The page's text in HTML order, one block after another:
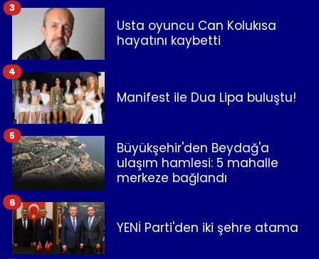
Usta oyuncu Can Kolukısa
hayatını kaybetti
3
Manifest ile Dua Lipa buluştu!
4
Büyükşehir'den Beydağ'a
ulaşım hamlesi: 5 mahalle
merkeze bağlandı
5
YENİ Parti'den iki şehre atama
6